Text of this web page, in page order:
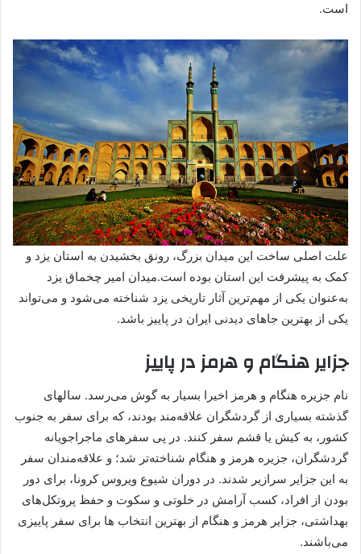
است.
علت اصلی ساخت این میدان بزرگ، رونق بخشیدن به استان یزد و
کمک به پیشرفت این استان بوده است.میدان امیر چخماق یزد
به‌عنوان یکی از مهم‌ترین آثار تاریخی یزد شناخته می‌شود و می‌تواند
یکی از بهترین جاهای دیدنی ایران در پاییز باشد.
جزایر هنگام و هرمز در پاییز
نام جزیره هنگام و هرمز اخیرا بسیار به گوش می‌رسد. سالهای
گذشته بسیاری از گردشگران علاقه‌مند بودند، که برای سفر به جنوب
کشور، به کیش یا قشم سفر کنند. در پی سفرهای ماجراجویانه
گردشگران، جزیره هرمز و هنگام شناخته‌تر شد؛ و علاقه‌مندان سفر
به این جزایر سرازیر شدند. در دوران شیوع ویروس کرونا، برای دور
بودن از افراد، کسب آرامش در خلوتی و سکوت و حفظ پروتکل‌های
بهداشتی، جزایر هرمز و هنگام از بهترین انتخاب ها برای سفر پاییزی
می‌باشند.